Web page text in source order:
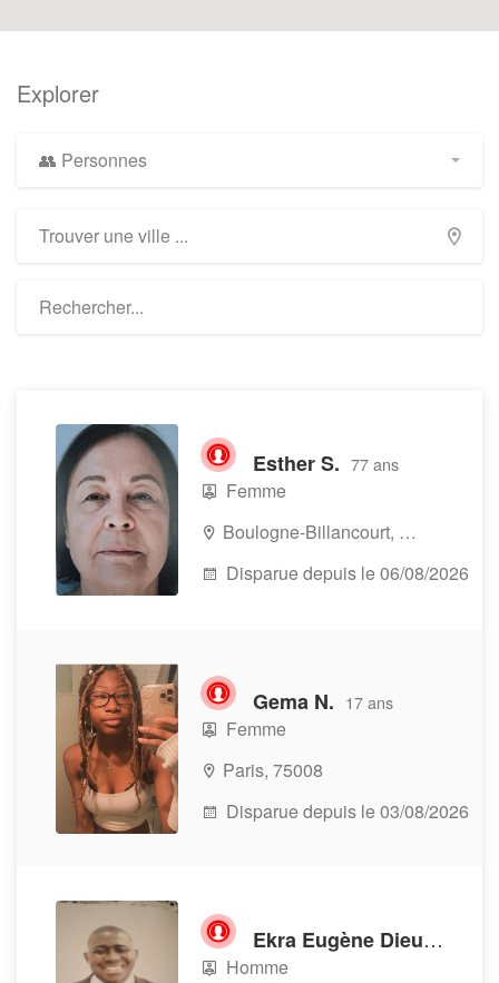
Explorer
👥 Personnes
Esther S. 77 ans
Femme
Boulogne-Billancourt, 92100
Disparue depuis le 06/08/2026
Gema N. 17 ans
Femme
Paris, 75008
Disparue depuis le 03/08/2026
Ekra Eugène Dieudonné A.
Homme